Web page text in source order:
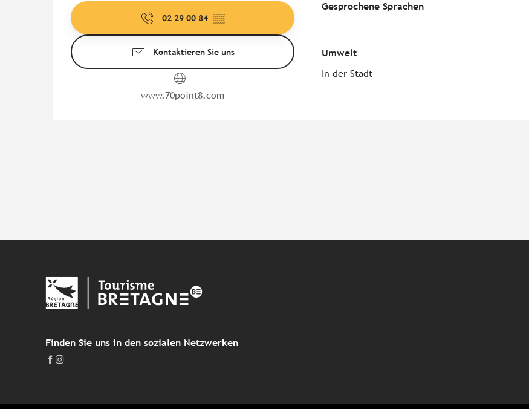
02 29 00 84 ▒▒
Kontaktieren Sie uns
www.70point8.com
Gesprochene Sprachen
Gesprochene Sprachen
Umwelt
Umwelt
In der Stadt
Finden Sie uns in den sozialen Netzwerken